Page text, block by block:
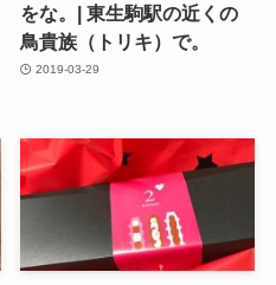
をな。| 東生駒駅の近くの
鳥貴族（トリキ）で。
2019-03-29